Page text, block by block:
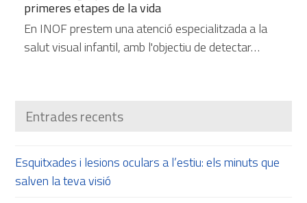
primeres etapes de la vida
En INOF prestem una atenció especialitzada a la
salut visual infantil, amb l'objectiu de detectar…
Entrades recents
Esquitxades i lesions oculars a l’estiu: els minuts que
salven la teva visió